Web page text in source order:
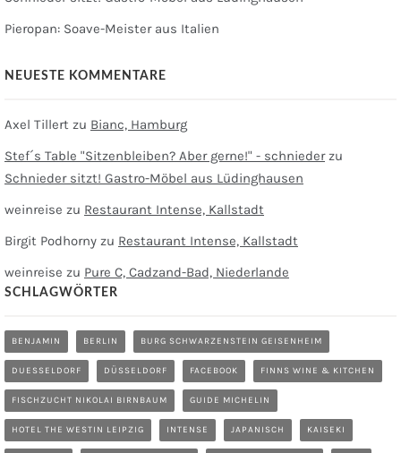
Pieropan: Soave-Meister aus Italien
NEUESTE KOMMENTARE
Axel Tillert zu Bianc, Hamburg
Stef´s Table "Sitzenbleiben? Aber gerne!" - schniederzu
Schnieder sitzt! Gastro-Möbel aus Lüdinghausen
weinreise zu Restaurant Intense, Kallstadt
Birgit Podhorny zu Restaurant Intense, Kallstadt
weinreise zu Pure C, Cadzand-Bad, Niederlande
SCHLAGWÖRTER
BENJAMIN BERLIN BURG SCHWARZENSTEIN GEISENHEIM
DUESSELDORF DÜSSELDORF FACEBOOK FINNS WINE & KITCHEN
FISCHZUCHT NIKOLAI BIRNBAUM GUIDE MICHELIN
HOTEL THE WESTIN LEIPZIG INTENSE JAPANISCH KAISEKI